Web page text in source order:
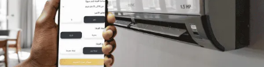
لمساحة
الغرفة